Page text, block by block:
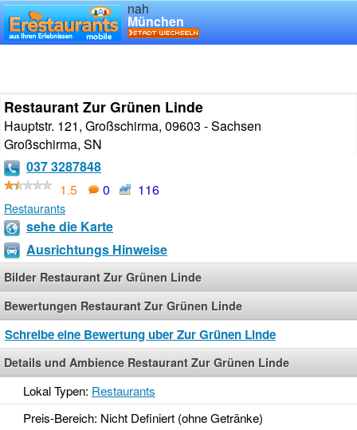
nah
München
Restaurant Zur Grünen Linde
Hauptstr. 121, Großschirma, 09603 - Sachsen
Großschirma, SN
037 3287848
1.5
0 116
Restaurants
sehe die Karte
Ausrichtungs Hinweise
Bilder Restaurant Zur Grünen Linde
Bewertungen Restaurant Zur Grünen Linde
Schreibe eine Bewertung uber Zur Grünen Linde
Details und Ambience Restaurant Zur Grünen Linde
Lokal Typen: Restaurants
Preis-Bereich: Nicht Definiert (ohne Getränke)